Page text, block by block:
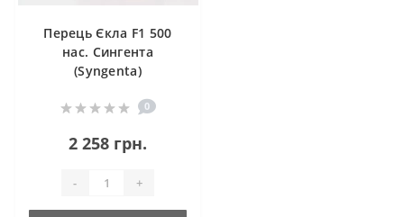
Перець Єкла F1 500
нас. Сингента
(Syngenta)
0
2 258 грн.
- +